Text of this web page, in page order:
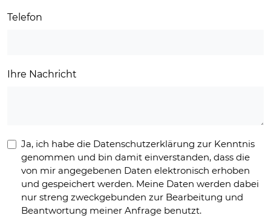
Telefon
Ihre Nachricht
Ja, ich habe die Datenschutzerklärung zur Kenntnis
genommen und bin damit einverstanden, dass die
von mir angegebenen Daten elektronisch erhoben
und gespeichert werden. Meine Daten werden dabei
nur streng zweckgebunden zur Bearbeitung und
Beantwortung meiner Anfrage benutzt.